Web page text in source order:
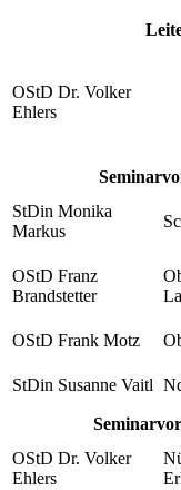
OStD Dr. Volker
Ehlers
StDin Monika
Markus
OStD Franz
Brandstetter
OStD Frank Motz
StDin Susanne Vaitl
OStD Dr. Volker
Ehlers